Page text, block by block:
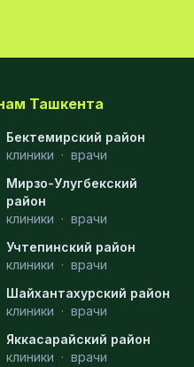
Ташкента
Бектемирский район
клиники · врачи
Мирзо-Улугбекский
район
клиники · врачи
Учтепинский район
клиники · врачи
Шайхантахурский район
клиники · врачи
Яккасарайский район
клиники · врачи